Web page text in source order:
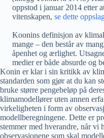
oppstod i januar 2014 etter
vitenskapen, se dette
Koonins definisjon av
mange – den består av
åpenhet og ærlighet.
medier er både absurde og
Konin er klar i sin kritikk av
standarden som gjør at du kan
bruke større pengebeløp på
klimamodellører uten annen
virkeligheten i form av
modellberegningene. Dette er
stemmer med hverandre, når vi
observasjonene som skal